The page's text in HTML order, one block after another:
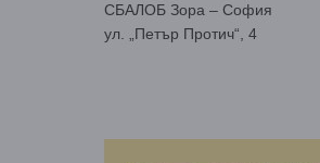
СБАЛОБ Зора – София
ул. „Петър Протич“, 4